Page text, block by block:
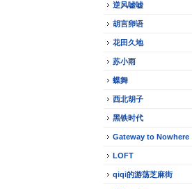
逆风嘘嘘
胡言卵语
花田久地
苏小雨
蝶舞
西北胡子
黑铁时代
Gateway to Nowhere
LOFT
qiqi的游荡芝麻街